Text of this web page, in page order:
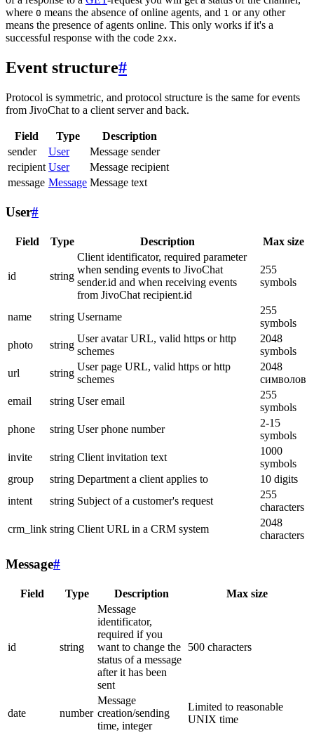
where 0 means the absence of online agents, and 1 or any other
means the presence of agents online. This only works if it's a
successful response with the code 2xx.
Event structure#
Protocol is symmetric, and protocol structure is the same for events
from JivoChat to a client server and back.
Field Type
Description
sender
User
Message sender
recipient User
Message recipient
message Message Message text
User#
Field Type Description Max size
id string
Client identificator, required parameter
when sending events to JivoChat
sender.id and when receiving events
from JivoChat recipient.id
255
symbols
name string Username
255
symbols
photo
string
User avatar URL, valid https or http
schemes
2048
symbols
url
string
User page URL, valid https or http
schemes
2048
символов
email
string User email
255
symbols
phone
string User phone number
2-15
symbols
invite
string Client invitation text
1000
symbols
group
string Department a client applies to
10 digits
intent
string Subject of a customer's request
255
characters
crm_link string Client URL in a CRM system
2048
characters
Message#
Field Type Description Max size
id string
Message
identificator,
required if you
want to change the
status of a message
after it has been
sent
500 characters
date number
Message
creation/sending
time, integer
Limited to reasonable
UNIX time